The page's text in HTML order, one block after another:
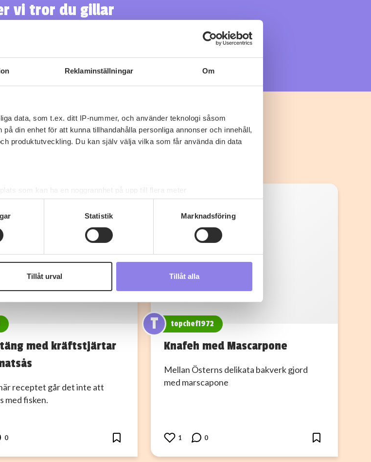
Reklaminställningar Om
data, som t.ex. ditt IP-nummer, och använder teknologi såsom
din enhet för att kunna tillhandahålla personliga annonser och innehåll,
produktutveckling. Du kan själv välja vilka som får använda din data
som kan ha en noggrannhet på upp till flera meter
den för specifika kännetecken (fingeravtryck)
och ställ in dina preferenser i
detaljsektionen. Du kan ändra
förklaringen.
du att du är 25 år eller äldre.
som vi samarbetar med. Dessa kan i sin tur kombinera informationen
som de har samlat in när du har använt deras tjänster.
Statistik Marknadsföring
Tillåt urval Tillåt alla
vi tror du gillar
med kräftstjärtar
receptet går det inte att
med fisken.
0
T topchef1972
Knafeh med Mascarpone
Mellan Österns delikata bakverk gjord
med marscapone
1 0